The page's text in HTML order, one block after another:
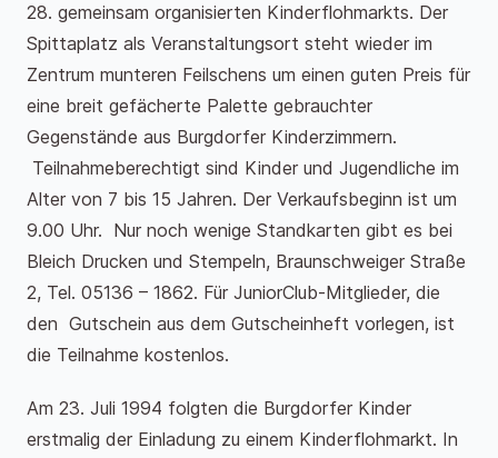
28. gemeinsam organisierten Kinderflohmarkts. Der
Spittaplatz als Veranstaltungsort steht wieder im
Zentrum munteren Feilschens um einen guten Preis für
eine breit gefächerte Palette gebrauchter
Gegenstände aus Burgdorfer Kinderzimmern.
Teilnahmeberechtigt sind Kinder und Jugendliche im
Alter von 7 bis 15 Jahren. Der Verkaufsbeginn ist um
9.00 Uhr. Nur noch wenige Standkarten gibt es bei
Bleich Drucken und Stempeln, Braunschweiger Straße
2, Tel. 05136 – 1862. Für JuniorClub-Mitglieder, die
den Gutschein aus dem Gutscheinheft vorlegen, ist
die Teilnahme kostenlos.
Am 23. Juli 1994 folgten die Burgdorfer Kinder
erstmalig der Einladung zu einem Kinderflohmarkt. In